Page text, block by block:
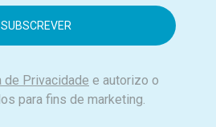
de Privacidade e autorizo o
para fins de marketing.